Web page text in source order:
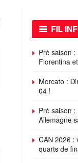
FIL
Pré saison
Fiorentina
Mercato :
04 !
Pré saison
Allemagne
CAN 2026 :
quarts de